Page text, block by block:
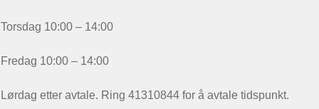
Torsdag 10:00 – 14:00
Fredag 10:00 – 14:00
Lørdag etter avtale. Ring 41310844 for å avtale tidspunkt.